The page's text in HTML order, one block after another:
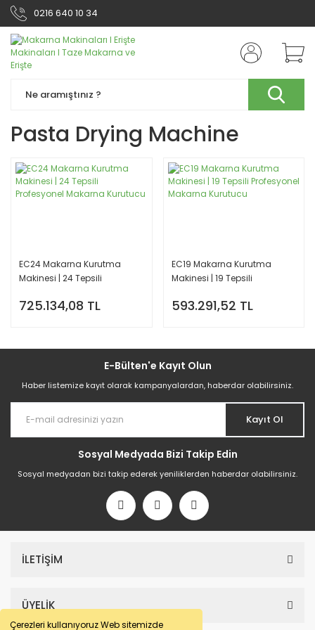
Çerezleri kullanıyoruz Web sitemizde
0216 640 10 34
Pasta Drying Machine
EC24 Makarna Kurutma
Makinesi | 24 Tepsili
Kurutucu
725.134,08 TL
EC19 Makarna Kurutma
Makinesi | 19 Tepsili
Kurutucu
593.291,52 TL
E-Bülten'e Kayıt Olun
Haber listemize kayıt olarak kampanyalardan, haberdar olabilirsiniz.
Kayıt Ol
Sosyal Medyada Bizi Takip Edin
Sosyal medyadan bizi takip ederek yeniliklerden haberdar olabilirsiniz.
İLETİŞİM
ÜYELİK